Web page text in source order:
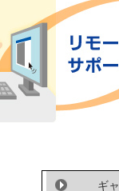
ギ